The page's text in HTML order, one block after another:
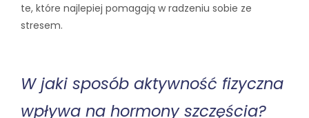
te, które najlepiej pomagają w radzeniu sobie ze
stresem.
W jaki sposób aktywność fizyczna
wpływa na hormony szczęścia?